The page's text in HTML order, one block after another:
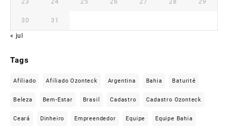
23 24 25 26 27 28 29
30 31
« jul
Tags
Afiliado Afiliado Ozonteck Argentina Bahia Baturité
Beleza Bem-Estar Brasil Cadastro Cadastro Ozonteck
Ceará Dinheiro Empreendedor Equipe Equipe Bahia